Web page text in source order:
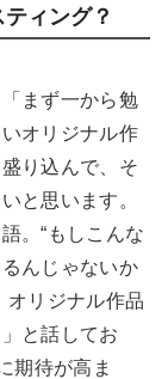
ィング？
まず一から勉
オリジナル作
り込んで、そ
と思います。
。“もしこんな
んじゃないか
オリジナル作品
と話してお
期待が高ま